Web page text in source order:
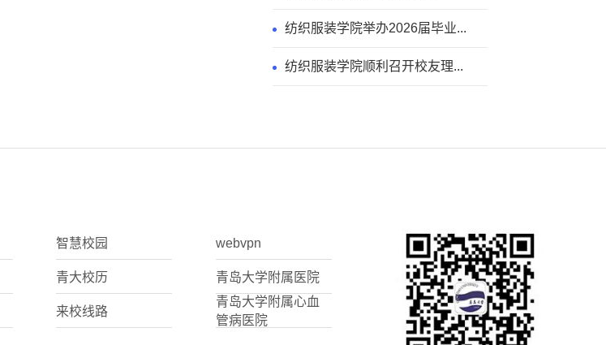
纺织服装学院举办2026届毕业...
纺织服装学院顺利召开校友理...
智慧校园 webvpn
青大校历 青岛大学附属医院
来校线路
青岛大学附属心血
管病医院